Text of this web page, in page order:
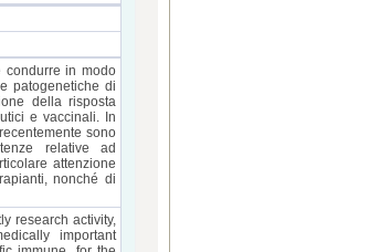
condurre in modo
patogenetiche di
della risposta
e vaccinali. In
sono
relative ad
attenzione
nonché di
research activity,
important